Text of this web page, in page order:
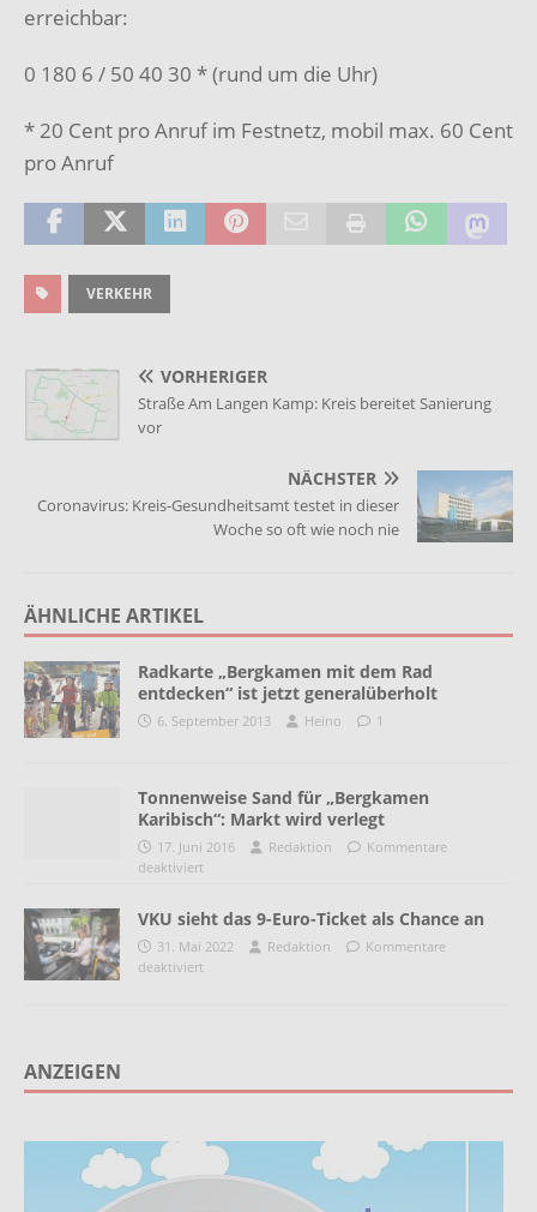
erreichbar:
0 180 6 / 50 40 30 * (rund um die Uhr)
* 20 Cent pro Anruf im Festnetz, mobil max. 60 Cent
pro Anruf
VERKEHR
VORHERIGER
Straße Am Langen Kamp: Kreis bereitet Sanierung
vor
NÄCHSTER
Coronavirus: Kreis-Gesundheitsamt testet in dieser
Woche so oft wie noch nie
ÄHNLICHE ARTIKEL
Radkarte „Bergkamen mit dem Rad
entdecken“ ist jetzt generalüberholt
6. September 2013 Heino 1
Tonnenweise Sand für „Bergkamen
Karibisch“: Markt wird verlegt
17. Juni 2016 Redaktion
Kommentare
deaktiviert
VKU sieht das 9-Euro-Ticket als Chance an
31. Mai 2022 Redaktion
Kommentare
deaktiviert
ANZEIGEN